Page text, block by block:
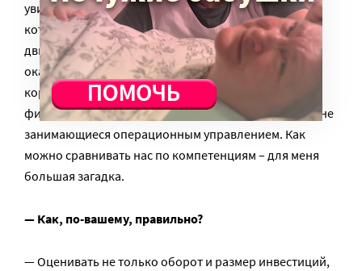
увидела, что в шорт-листе нет многих знакомых,
которых я считала достойными премии, например,
движение ЭКА. Кроме того, в «моей» номинации
оказались и основатели стартапов, и руководители
корпоративных фондов, и миллиардеры-
филантропы, и инициаторы социальных проектов, не
занимающиеся операционным управлением. Как
можно сравнивать нас по компетенциям – для меня
большая загадка.
— Как, по-вашему, правильно?
— Оценивать не только оборот и размер инвестиций,